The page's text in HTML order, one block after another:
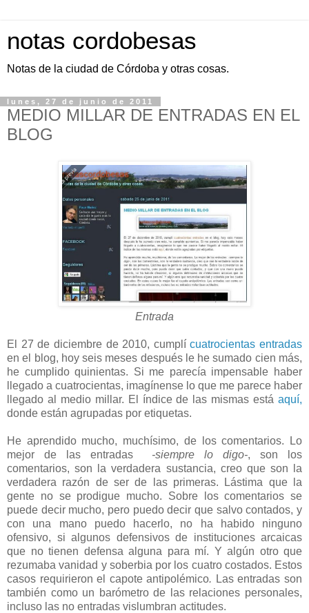
notas cordobesas
Notas de la ciudad de Córdoba y otras cosas.
lunes, 27 de junio de 2011
MEDIO MILLAR DE ENTRADAS EN EL
BLOG
Entrada
El 27 de diciembre de 2010, cumplícuatrocientas entradas
en el blog, hoy seis meses después le he sumado cien más,
he cumplido quinientas. Si me parecía impensable haber
llegado a cuatrocientas, imagínense lo que me parece haber
llegado al medio millar. El índice de las mismas está aquí,
donde están agrupadas por etiquetas.
He aprendido mucho, muchísimo, de los comentarios. Lo
mejor de las entradas -siempre lo digo-, son los
comentarios, son la verdadera sustancia, creo que son la
verdadera razón de ser de las primeras. Lástima que la
gente no se prodigue mucho. Sobre los comentarios se
puede decir mucho, pero puedo decir que salvo contados, y
con una mano puedo hacerlo, no ha habido ninguno
ofensivo, si algunos defensivos de instituciones arcaicas
que no tienen defensa alguna para mí. Y algún otro que
rezumaba vanidad y soberbia por los cuatro costados. Estos
casos requirieron el capote antipolémico. Las entradas son
también como un barómetro de las relaciones personales,
incluso las no entradas vislumbran actitudes.